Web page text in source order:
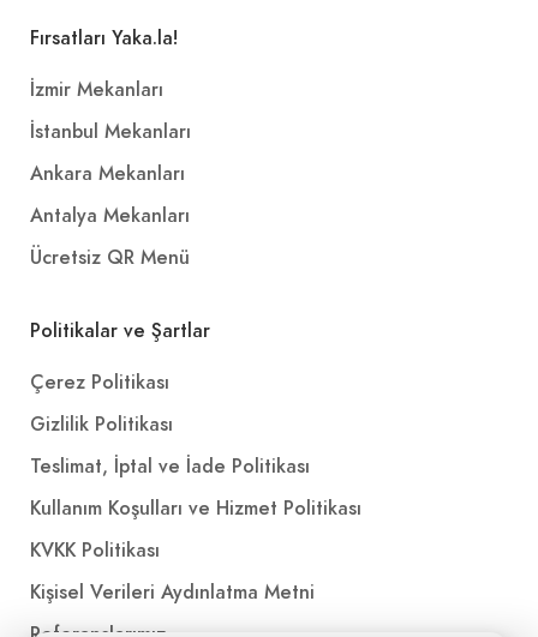
Fırsatları Yaka.la!
İzmir Mekanları
İstanbul Mekanları
Ankara Mekanları
Antalya Mekanları
Ücretsiz QR Menü
Politikalar ve Şartlar
Çerez Politikası
Gizlilik Politikası
Teslimat, İptal ve İade Politikası
Kullanım Koşulları ve Hizmet Politikası
KVKK Politikası
Kişisel Verileri Aydınlatma Metni